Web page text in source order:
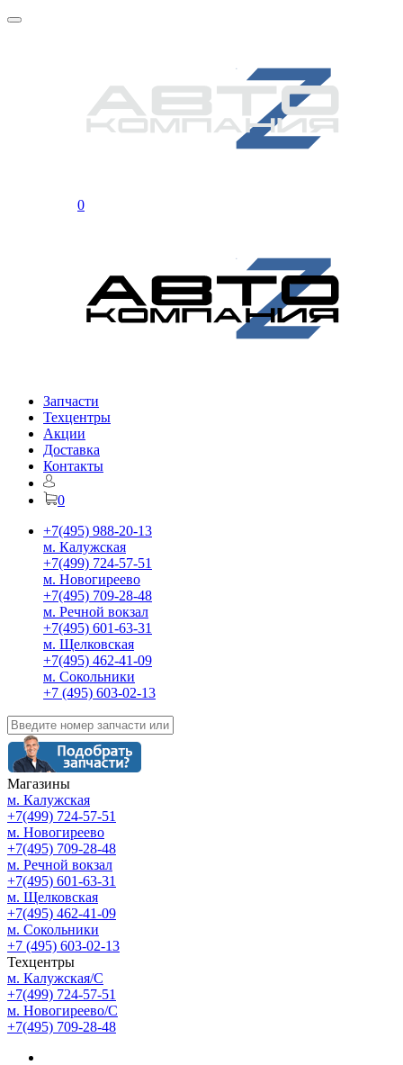
0
Запчасти
Техцентры
Акции
Доставка
Контакты
0
+7(495) 988-20-13
м. Калужская
+7(499) 724-57-51
м. Новогиреево
+7(495) 709-28-48
м. Речной вокзал
+7(495) 601-63-31
м. Щелковская
+7(495) 462-41-09
м. Сокольники
+7 (495) 603-02-13
Магазины
м. Калужская
+7(499) 724-57-51
м. Новогиреево
+7(495) 709-28-48
м. Речной вокзал
+7(495) 601-63-31
м. Щелковская
+7(495) 462-41-09
м. Сокольники
+7 (495) 603-02-13
Техцентры
м. Калужская/С
+7(499) 724-57-51
м. Новогиреево/С
+7(495) 709-28-48